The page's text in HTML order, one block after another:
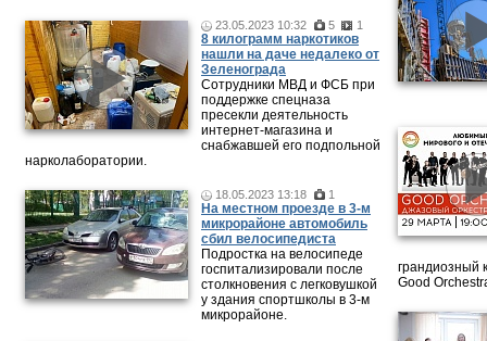
23.05.2023 10:32 5 1
8 килограмм наркотиков
нашли на даче недалеко от
Зеленограда
Сотрудники МВД и ФСБ при
поддержке спецназа
пресекли деятельность
интернет-магазина и
снабжавшей его подпольной
нарколаборатории.
18.05.2023 13:18 1
На местном проезде в 3-м
микрорайоне автомобиль
сбил велосипедиста
Подростка на велосипеде
госпитализировали после
столкновения с легковушкой
у здания спортшколы в 3-м
микрорайоне.
грандиозный
Good